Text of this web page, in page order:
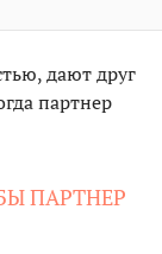
дают друг
партнер
ПАРТНЕР